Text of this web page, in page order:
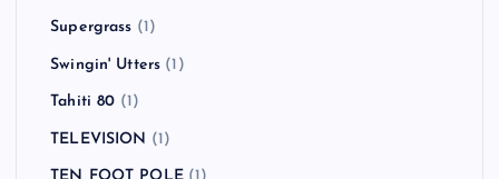
Supergrass (1)
Swingin' Utters (1)
Tahiti 80 (1)
TELEVISION (1)